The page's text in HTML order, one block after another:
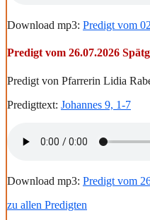
Download mp3: Predigt vom
Predigt vom 26.07.2026
Predigt von Pfarrerin Lidia
Predigttext: Johannes 9, 1-7
Download mp3: Predigt vom
zu allen Predigten